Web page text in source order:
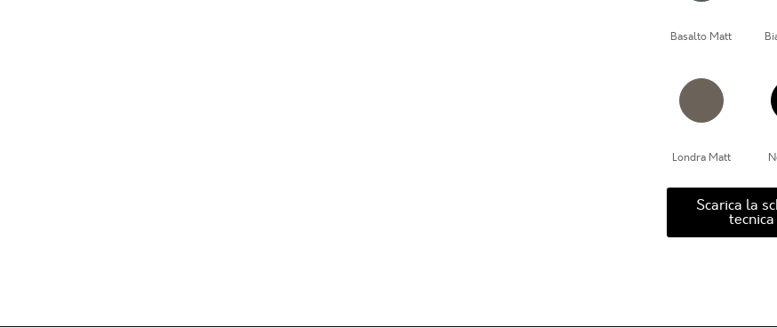
Basalto Matt
Londra Matt
Scarica la
tecnica